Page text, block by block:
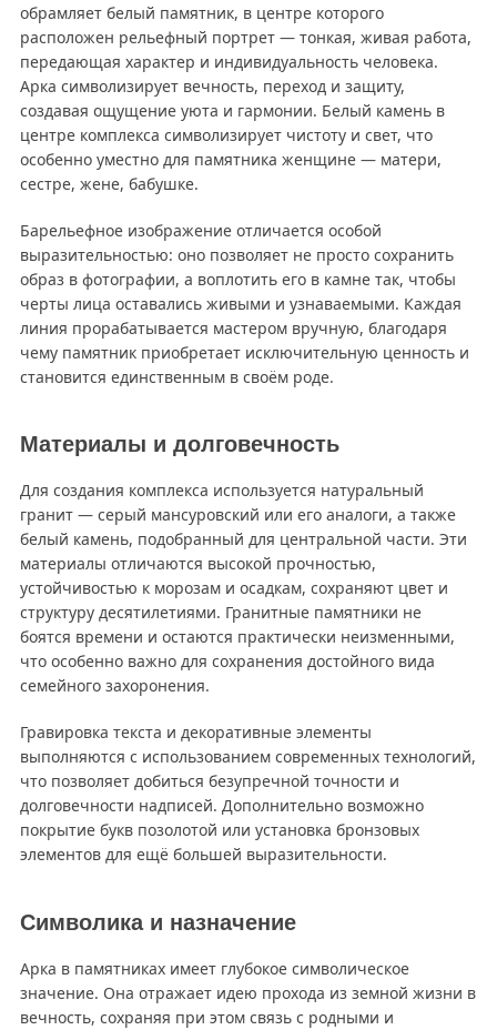
обрамляет белый памятник, в центре которого
расположен рельефный портрет — тонкая, живая работа,
передающая характер и индивидуальность человека.
Арка символизирует вечность, переход и защиту,
создавая ощущение уюта и гармонии. Белый камень в
центре комплекса символизирует чистоту и свет, что
особенно уместно для памятника женщине — матери,
сестре, жене, бабушке.
Барельефное изображение отличается особой
выразительностью: оно позволяет не просто сохранить
образ в фотографии, а воплотить его в камне так, чтобы
черты лица оставались живыми и узнаваемыми. Каждая
линия прорабатывается мастером вручную, благодаря
чему памятник приобретает исключительную ценность и
становится единственным в своём роде.
Материалы и долговечность
Для создания комплекса используется натуральный
гранит — серый мансуровский или его аналоги, а также
белый камень, подобранный для центральной части. Эти
материалы отличаются высокой прочностью,
устойчивостью к морозам и осадкам, сохраняют цвет и
структуру десятилетиями. Гранитные памятники не
боятся времени и остаются практически неизменными,
что особенно важно для сохранения достойного вида
семейного захоронения.
Гравировка текста и декоративные элементы
выполняются с использованием современных технологий,
что позволяет добиться безупречной точности и
долговечности надписей. Дополнительно возможно
покрытие букв позолотой или установка бронзовых
элементов для ещё большей выразительности.
Символика и назначение
Арка в памятниках имеет глубокое символическое
значение. Она отражает идею прохода из земной жизни в
вечность, сохраняя при этом связь с родными и